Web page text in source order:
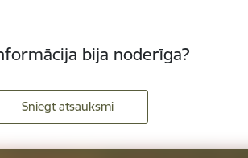
bija noderīga?
Sniegt atsauksmi